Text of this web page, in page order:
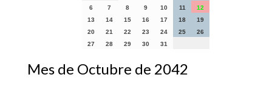
6
7 8 9 10 11
12
13
14 15 16 17 18
19
20
21 22 23 24 25
26
27
28 29 30 31
Mes de Octubre de 2042